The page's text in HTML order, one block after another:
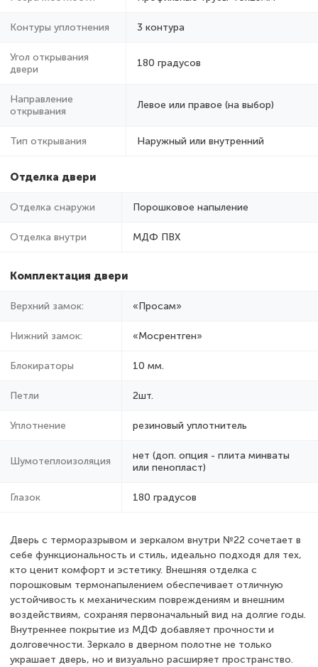
Контуры уплотнения 3 контура
Угол открывания
двери
180 градусов
Направление
открывания
Левое или правое (на выбор)
Тип открывания Наружный или внутренний
Отделка двери
Отделка снаружи Порошковое напыление
Отделка внутри МДФ ПВХ
Комплектация двери
Верхний замок: «Просам»
Нижний замок: «Мосрентген»
Блокираторы 10 мм.
Петли 2шт.
Уплотнение резиновый уплотнитель
Шумотеплоизоляция
нет (доп. опция - плита минваты
или пенопласт)
Глазок 180 градусов
Дверь с терморазрывом и зеркалом внутри №22 сочетает в
себе функциональность и стиль, идеально подходя для тех,
кто ценит комфорт и эстетику. Внешняя отделка с
порошковым термонапылением обеспечивает отличную
устойчивость к механическим повреждениям и внешним
воздействиям, сохраняя первоначальный вид на долгие годы.
Внутреннее покрытие из МДФ добавляет прочности и
долговечности. Зеркало в дверном полотне не только
украшает дверь, но и визуально расширяет пространство.